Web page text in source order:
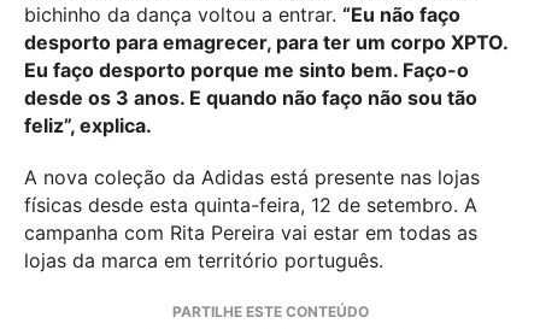
bichinho da dança voltou a entrar. “Eu não faço
desporto para emagrecer, para ter um corpo XPTO.
Eu faço desporto porque me sinto bem. Faço-o
desde os 3 anos. E quando não faço não sou tão
feliz”, explica.
A nova coleção da Adidas está presente nas lojas
físicas desde esta quinta-feira, 12 de setembro. A
campanha com Rita Pereira vai estar em todas as
lojas da marca em território português.